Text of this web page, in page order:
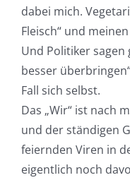
dabei mich.
Fleisch“ und
Und Politiker sagen
besser
Fall sich selbst.
Das „Wir“ ist nach
und der ständigen
feiernden Viren in
eigentlich noch